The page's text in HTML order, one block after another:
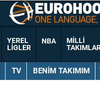
YEREL
LIGLER
NBA
MILLI
TV BENIM TAKIMIM